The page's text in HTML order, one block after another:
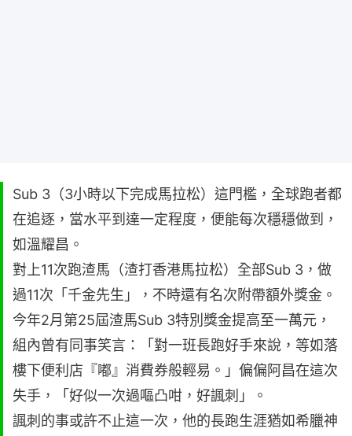
Sub 3（3小時以下完成馬拉松）這門檻，全球跑者都
在追逐，當水平到達一定程度，便能每次穩穩做到，
如溫耀昌。
對上11次跑渣馬（渣打香港馬拉松）全部Sub 3，做
過11次「千金先生」，不時還有名次附帶額外獎金。
今年2月第25屆渣馬Sub 3特別獎金提高至一萬元，
組內曾有同事笑言：「對一班長跑好手來說，等如落
樓下便利店『嘟』消費券般輕易。」偏偏阿昌在這次
失手，「好似一次過嘔凸咁，好諷刺」。
諷刺的事或許不止這一次，他的長跑生涯猶如希臘神